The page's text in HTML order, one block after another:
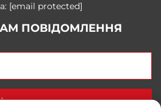
[email protected]
ПОВІДОМЛЕННЯ
зараз